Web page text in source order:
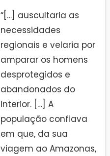
“[…] auscultaria as
necessidades
regionais e velaria por
amparar os homens
desprotegidos e
abandonados do
interior. […] A
população confiava
em que, da sua
viagem ao Amazonas,